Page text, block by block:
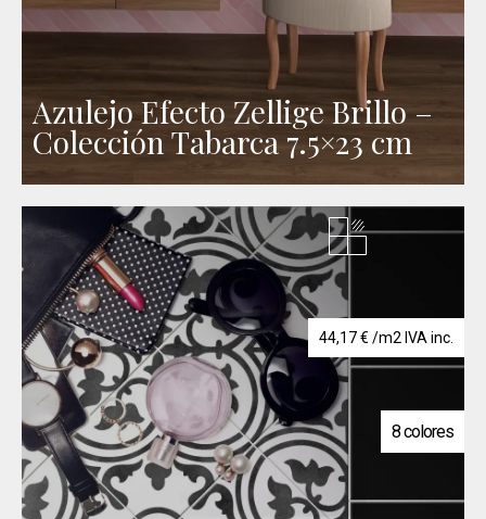
Azulejo Efecto Zellige Brillo –
Colección Tabarca 7.5×23 cm
44,17€ /m2 IVA inc.
8 colores